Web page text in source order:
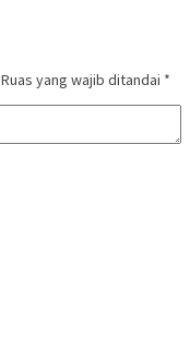
Ruas yang wajib ditandai *